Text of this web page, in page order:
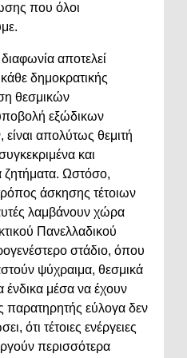
που όλοι
αποτελεί
δημοκρατικής
θεσμικών
εξώδικων
απολύτως θεμιτή
και
Ωστόσο,
άσκησης τέτοιων
λαμβάνουν χώρα
Πανελλαδικού
στάδιο, όπου
ψύχραιμα, θεσμικά
ένδικα μέσα να έχουν
παρατηρητής εύλογα δεν
ότι τέτοιες ενέργειες
περισσότερα